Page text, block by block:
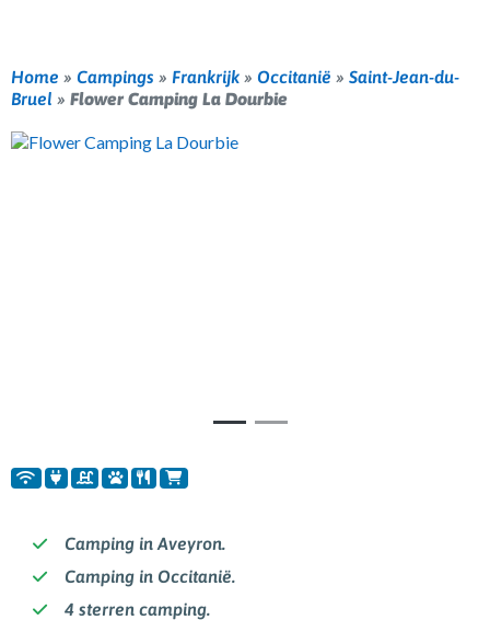
Home » Campings » Frankrijk » Occitanië » Saint-Jean-du-
Bruel » Flower Camping La Dourbie
Camping in Aveyron.
Camping in Occitanië.
4 sterren camping.